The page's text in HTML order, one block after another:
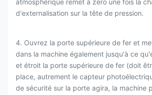
atmosphérique remet à zéro une fois la
d'externalisation sur la tête de pression.
4. Ouvrez la porte supérieure de fer et
dans la machine également jusqu'à ce
et étroit la porte supérieure de fer (doit
place, autrement le capteur
de sécurité sur la porte agira, la machine